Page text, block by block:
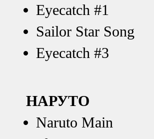
Eyecatch #1
Sailor Star Song
Eyecatch #3
НАРУТО
Naruto Main